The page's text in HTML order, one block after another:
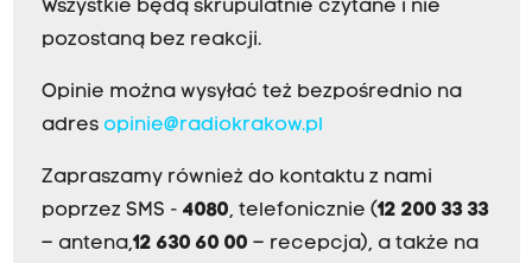
Wszystkie będą skrupulatnie czytane i nie
pozostaną bez reakcji.
Opinie można wysyłać też bezpośrednio na
adres opinie@radiokrakow.pl
Zapraszamy również do kontaktu z nami
poprzez SMS - 4080, telefonicznie (12 200 33 33
– antena,12 630 60 00 – recepcja), a także na